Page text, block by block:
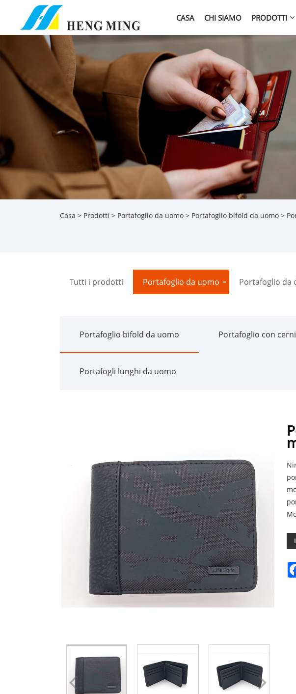
CASA CHI SIAMO PRODOTTI
Casa > Prodotti > Portafoglio da uomo > Portafoglio bifold da uomo >
Tutti i prodotti Portafoglio da uomo Portafoglio da
Portafoglio bifold da uomo Portafoglio con
Portafogli lunghi da uomo